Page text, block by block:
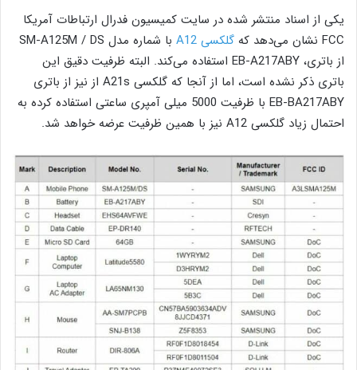
یکی از اسناد منتشر شده در سایت کمیسیون فدرال ارتباطات آمریکا
FCC نشان می‌دهد که
گلکسی A12
با شماره مدل SM-A125M / DS
از باتری، EB-A217ABY استفاده می‌کند. البته ظرفیت دقیق این
باتری ذکر نشده است، اما از آنجا که گلکسی A21s از نیز از باتری
EB-BA217ABY با ظرفیت 5000 میلی آمپری ساعتی استفاده کرده به
احتمال زیاد گلکسی A12 نیز با همین ظرفیت عرضه خواهد شد.